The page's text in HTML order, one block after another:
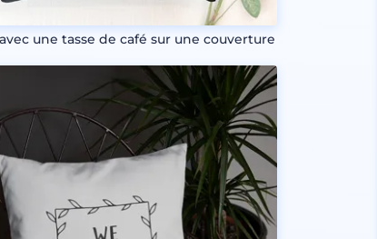
une tasse de café sur une couverture